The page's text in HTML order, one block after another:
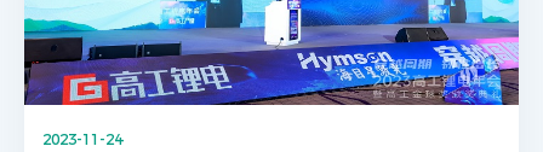
2023-11-24